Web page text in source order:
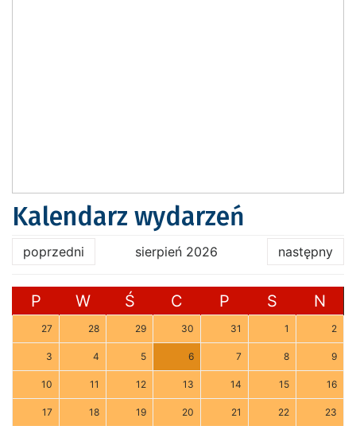
Kalendarz wydarzeń
poprzedni sierpień 2026 następny
P W Ś C P S N
27 28 29 30 31 1 2
3 4 5 6 7 8 9
10 11 12 13 14 15 16
17 18 19 20 21 22 23